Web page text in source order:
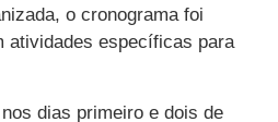
o cronograma foi
atividades específicas para
dias primeiro e dois de